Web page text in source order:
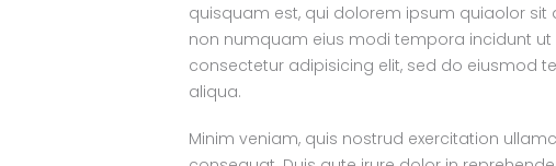
quisquam est, qui dolorem ipsum quiaolor sit
non numquam eius modi tempora incidunt
consectetur adipisicing elit, sed do eiusmod
aliqua.
Minim veniam, quis nostrud exercitation